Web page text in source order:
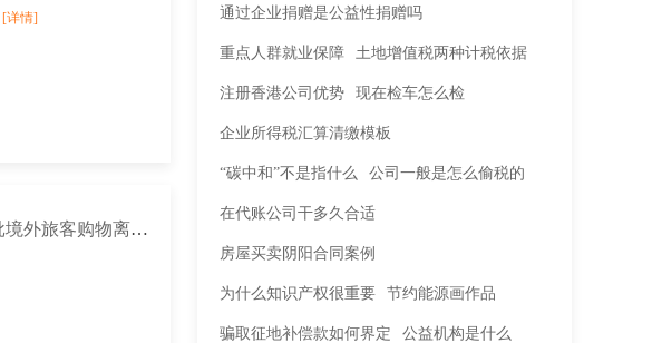
[详情]
省局文件 国家税务总局浙江省税务局关于开展第三批境外旅客购物离境退税商店备案工作的通告
通过企业捐赠是公益性捐赠吗
重点人群就业保障 土地增值税两种计税依据
注册香港公司优势 现在检车怎么检
企业所得税汇算清缴模板
“碳中和”不是指什么 公司一般是怎么偷税的
在代账公司干多久合适
房屋买卖阴阳合同案例
为什么知识产权很重要 节约能源画作品
骗取征地补偿款如何界定 公益机构是什么